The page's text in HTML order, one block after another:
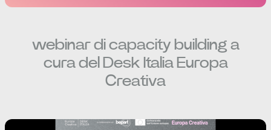
webinar di capacity building a
cura del Desk Italia Europa
Creativa